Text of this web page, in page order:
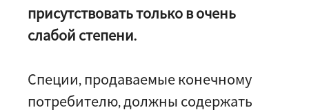
присутствовать только в очень
слабой степени.
Специи, продаваемые конечному
потребителю, должны содержать